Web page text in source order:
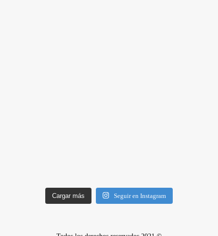
Cargar más Seguir en Instagram